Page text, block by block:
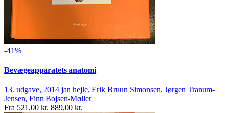
-41%
Bevægeapparatets anatomi
13. udgave, 2014 jan hejle, Erik Bruun Simonsen, Jørgen Tranum-
Jensen, Finn Bojsen-Møller
Fra 521,00 kr. 889,00 kr.